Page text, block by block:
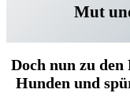
Mut
Doch nun zu
Hunden und